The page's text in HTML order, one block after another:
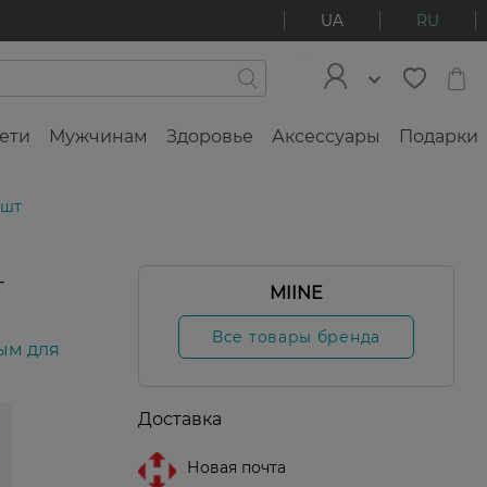
UA RU
Мужчинам Здоровье Аксессуары Подарки
для
MIINE
Все товары бренда
Доставка
Новая почта